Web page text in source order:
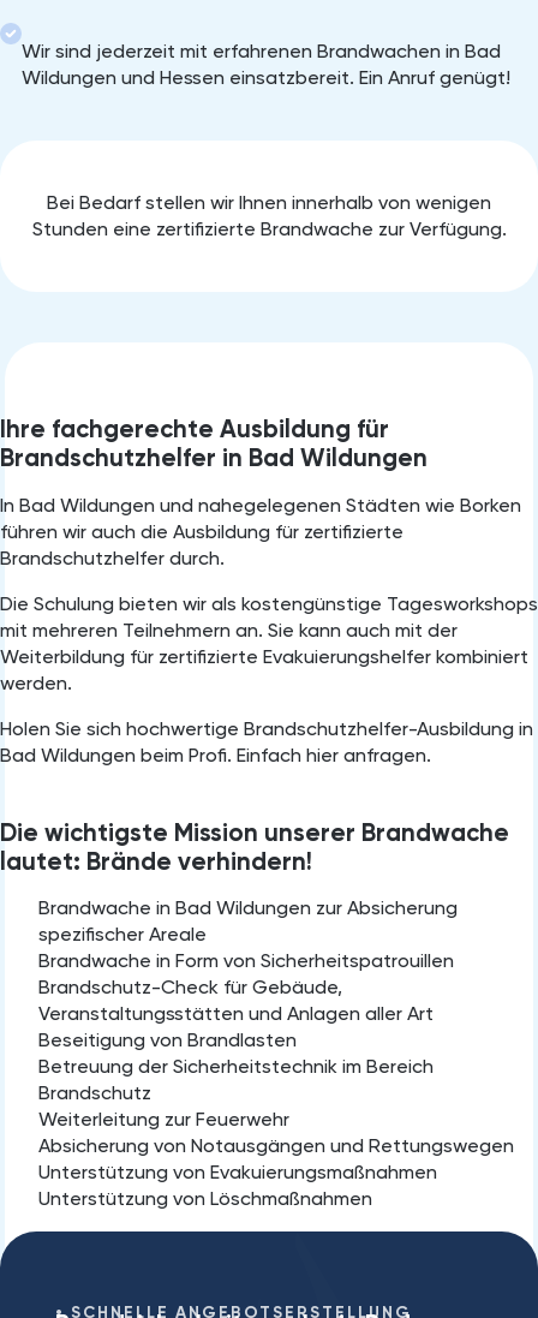
Wir sind jederzeit mit erfahrenen Brandwachen in Bad
Wildungen und Hessen einsatzbereit. Ein Anruf genügt!
Bei Bedarf stellen wir Ihnen innerhalb von wenigen
Stunden eine zertifizierte Brandwache zur Verfügung.
Ihre fachgerechte Ausbildung für
Brandschutzhelfer in Bad Wildungen
In Bad Wildungen⁠ und nahegelegenen Städten wie Borken
führen wir auch die Ausbildung für zertifizierte
Brandschutzhelfer durch.
Die Schulung bieten wir als kostengünstige Tagesworkshops
mit mehreren Teilnehmern an. Sie kann auch mit der
Weiterbildung für zertifizierte Evakuierungshelfer kombiniert
werden.
Holen Sie sich hochwertige Brandschutzhelfer-Ausbildung in
Bad Wildungen⁠ beim Profi. Einfach hier anfragen.
Die wichtigste Mission unserer Brandwache
lautet: Brände verhindern!
Brandwache in Bad Wildungen zur Absicherung
spezifischer Areale
Brandwache in Form von Sicherheitspatrouillen
Brandschutz-Check für Gebäude,
Veranstaltungsstätten und Anlagen aller Art
Beseitigung von Brandlasten
Betreuung der Sicherheitstechnik im Bereich
Brandschutz
Weiterleitung zur Feuerwehr
Absicherung von Notausgängen und Rettungswegen
Unterstützung von Evakuierungsmaßnahmen
Unterstützung von Löschmaßnahmen
SCHNELLE ANGEBOTSERSTELLUNG